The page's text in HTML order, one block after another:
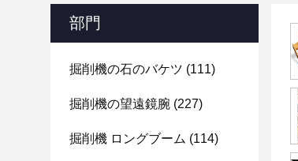
部門
掘削機の石のバケツ (111)
掘削機の望遠鏡腕 (227)
掘削機 ロングブーム (114)